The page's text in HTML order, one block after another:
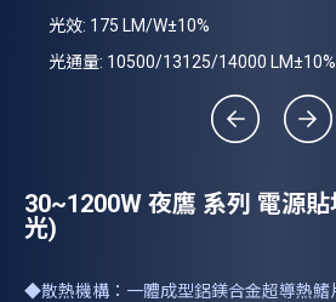
光效: 175 LM/W±10%
光通量: 10500/13125/14000 LM±10%
30~1200W 夜鷹 系列 電源
光)
◆散熱機構：一體成型鋁鎂合金超導熱鰭